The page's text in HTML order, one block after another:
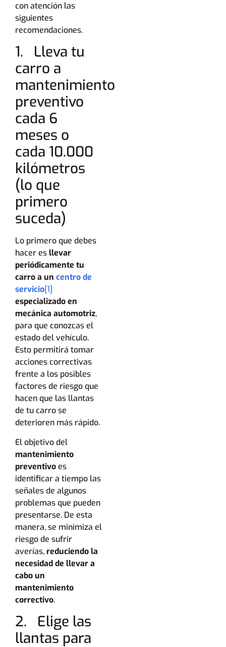
con atención las
siguientes
recomendaciones.
1. Lleva tu
carro a
mantenimiento
preventivo
cada 6
meses o
cada 10.000
kilómetros
(lo que
primero
suceda)
Lo primero que debes
hacer es llevar
periódicamente tu
carro a un centro de
servicio[1]
especializado en
mecánica automotriz,
para que conozcas el
estado del vehículo.
Esto permitirá tomar
acciones correctivas
frente a los posibles
factores de riesgo que
hacen que las llantas
de tu carro se
deterioren más rápido.
El objetivo del
mantenimiento
preventivoes
identificar a tiempo las
señales de algunos
problemas que pueden
presentarse. De esta
manera, se minimiza el
riesgo de sufrir
averías, reduciendo la
necesidad de llevar a
cabo un
mantenimiento
correctivo.
2. Elige las
llantas para